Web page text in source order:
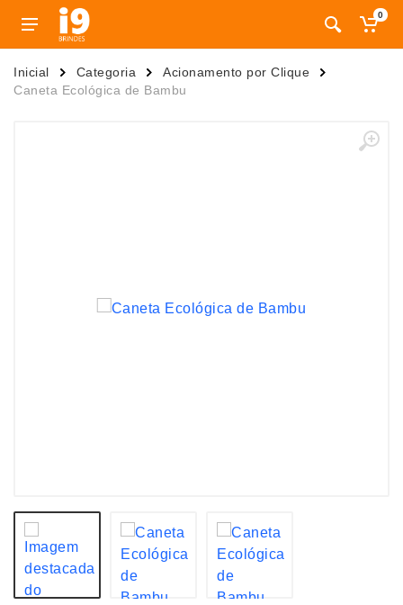
0
Inicial Categoria
Acionamento por Clique
Caneta Ecológica de Bambu